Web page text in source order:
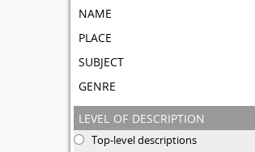
name
place
subject
genre
level of description
Top-level descriptions